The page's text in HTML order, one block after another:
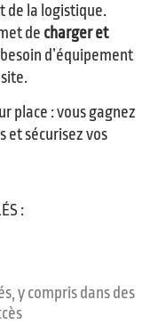
de la logistique.
de charger et
d’équipement
place : vous gagnez
et sécurisez vos
:
y compris dans des